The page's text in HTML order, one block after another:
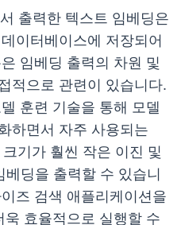
출력한 텍스트 임베딩은
이터베이스에 저장되어
임베딩 출력의 차원 및
적으로 관련이 있습니다.
훈련 기술을 통해 모델
하면서 자주 사용되는
기가 훨씬 작은 이진 및
딩을 출력할 수 있습니
즈 검색 애플리케이션을
효율적으로 실행할 수